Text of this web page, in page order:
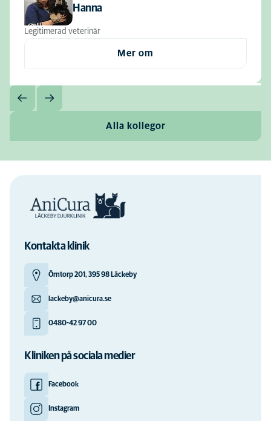
Hanna
Legitimerad veterinär
Mer om
Alla kollegor
Kontakta klinik
Örntorp 201, 395 98 Läckeby
lackeby@anicura.se
0480-42 97 00
Kliniken på sociala medier
Facebook
Instagram